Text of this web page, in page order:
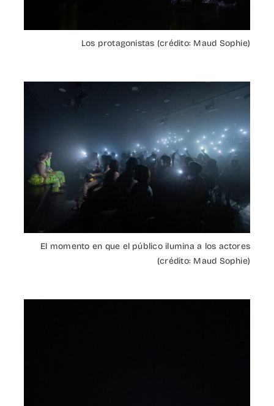
Los protagonistas (crédito: Maud Sophie)
El momento en que el público ilumina a los actores
(crédito: Maud Sophie)